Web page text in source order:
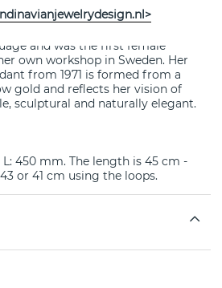
and was the first female
own workshop in Sweden. Her
from 1971 is formed from a
gold and reflects her vision of
sculptural and naturally elegant.
450 mm. The length is 45 cm -
or 41 cm using the loops.